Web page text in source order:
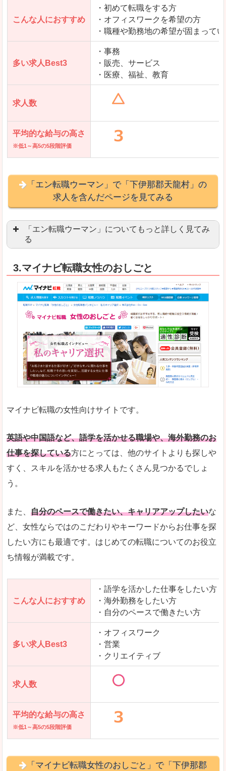
「とらばーゆ」で「下伊那郡天龍村」の
求人を含んだページを見てみる
こんな人におすすめ
・初めて転職をする方
・オフィスワークを希望の方
・職種や勤務地の希望が固まって
多い求人Best3
・事務
・販売、サービス
・医療、福祉、教育
求人数
平均的な給与の高さ
※低1～高5の5段階評価
「エン転職ウーマン」で「下伊那郡天龍村」の
求人を含んだページを見てみる
「エン転職ウーマン」についてもっと詳しく見てみ
る
良いところ
職種や勤務地など、すでに次のお仕事がイメージ
転職Q＆Aやノウハウが豊富なうえ、面接サポー
悪いところ
求人の掲載数が少ないです。
TOPページからこだわりや条件などをクイックに
はじめての転職や、転職活動において不安や心配
自分でうまく仕事を探せなくても、会員登録をす
人気度 「エン転職」全体として、会員数がとても多い印
多少検索しづらいのですが、掲載情報はパッと目
「エン転職ウーマン」で「下伊那郡天龍村」の
3.マイナビ転職女性のおしごと
マイナビ転職の女性向けサイトです。
英語や中国語など、語学を活かせる職場や、海外勤務のお
仕事を探している方にとっては、他のサイトよりも探しや
すく、スキルを活かせる求人もたくさん見つかるでしょ
う。
また、 自分のペースで働きたい、キャリアアップしたいな
ど、女性ならではのこだわりやキーワードからお仕事を探
したい方にも最適です。はじめての転職についてのお役立
ち情報が満載です。
こんな人におすすめ
・語学を活かした仕事をしたい方
・海外勤務をしたい方
・自分のペースで働きたい方
多い求人Best3
・オフィスワーク
・営業
・クリエイティブ
求人数
平均的な給与の高さ
※低1～高5の5段階評価
「マイナビ転職女性のおしごと」で「下伊那郡